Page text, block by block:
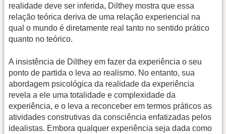
realidade deve ser inferida, Dilthey mostra que essa
relação teórica deriva de uma relação experiencial na
qual o mundo é diretamente real tanto no sentido prático
quanto no teórico.
A insistência de Dilthey em fazer da experiência o seu
ponto de partida o leva ao realismo. No entanto, sua
abordagem psicológica da realidade da experiência
revela a ele uma totalidade e complexidade da
experiência, e o leva a reconceber em termos práticos as
atividades construtivas da consciência enfatizadas pelos
idealistas. Embora qualquer experiência seja dada como